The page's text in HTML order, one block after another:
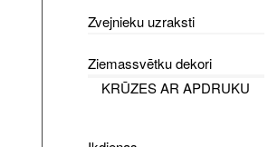
Zvejnieku uzraksti
Ziemassvētku dekori
KRŪZES AR APDRUKU